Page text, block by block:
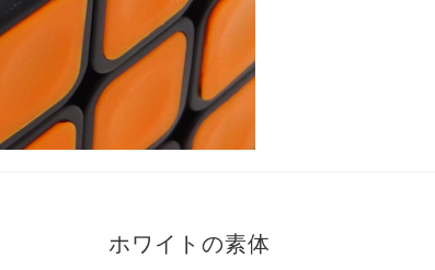
ホワイトの素体